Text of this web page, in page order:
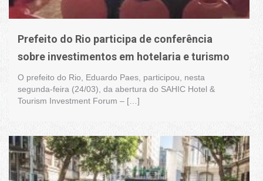
Prefeito do Rio participa de conferência
sobre investimentos em hotelaria e turismo
O prefeito do Rio, Eduardo Paes, participou, nesta
segunda-feira (24/03), da abertura do SAHIC Hotel &
Tourism Investment Forum – […]